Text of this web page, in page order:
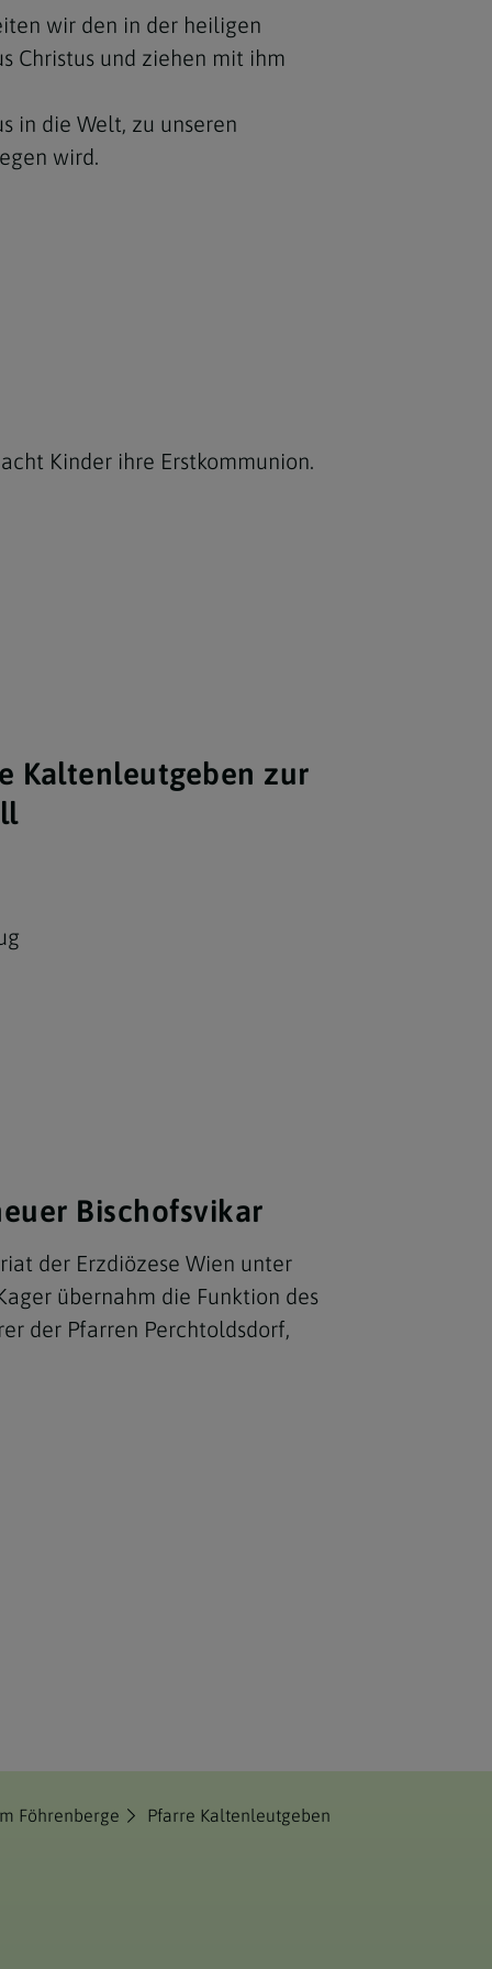
wir den in der heiligen
Christus und ziehen mit ihm
in die Welt, zu unseren
wird.
Kinder ihre Erstkommunion.
Kaltenleutgeben zur
Bischofsvikar
der Erzdiözese Wien unter
übernahm die Funktion des
der Pfarren Perchtoldsdorf,
Föhrenberge Pfarre Kaltenleutgeben